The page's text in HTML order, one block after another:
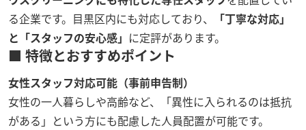
る企業です。目黒区内にも対応しており、
「丁寧な対応」
と「スタッフの安心感」 に定評があります。
■ 特徴とおすすめポイント
女性スタッフ対応可能（事前申告制）
女性の一人暮らしや高齢など、「異性に入られるのは抵抗
がある」という方にも配慮した人員配置が可能です。